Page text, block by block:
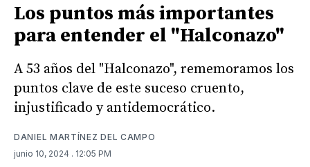
Los puntos más importantes
para entender el "Halconazo"
A 53 años del "Halconazo", rememoramos los
puntos clave de este suceso cruento,
injustificado y antidemocrático.
DANIEL MARTÍNEZ DEL CAMPO
junio 10, 2024 . 12:05 PM